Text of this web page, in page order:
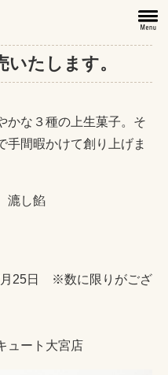
たします。
かな３種の上生菓子。そ
手間暇かけて創り上げま
漉し餡
25日 ※数に限りがござ
ュート大宮店